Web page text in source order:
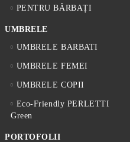
PENTRU BĂRBAȚI
UMBRELE
UMBRELE BARBATI
UMBRELE FEMEI
UMBRELE COPII
Eco-Friendly PERLETTI
Green
PORTOFOLII